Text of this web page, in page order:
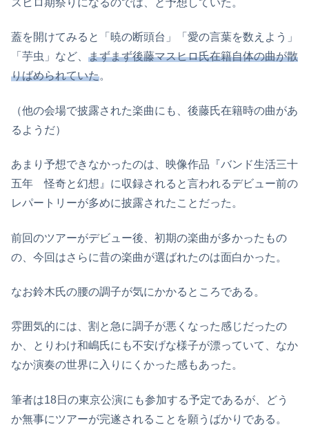
スヒロ期祭りになるのでは、と予想していた。
蓋を開けてみると「暁の断頭台」「愛の言葉を数えよう」
「芋虫」など、 まずまず後藤マスヒロ氏在籍自体の曲が散
りばめられていた。
（他の会場で披露された楽曲にも、後藤氏在籍時の曲があ
るようだ）
あまり予想できなかったのは、映像作品『バンド生活三十
五年 怪奇と幻想』に収録されると言われるデビュー前の
レパートリーが多めに披露されたことだった。
前回のツアーがデビュー後、初期の楽曲が多かったもの
の、今回はさらに昔の楽曲が選ばれたのは面白かった。
なお鈴木氏の腰の調子が気にかかるところである。
雰囲気的には、割と急に調子が悪くなった感じだったの
か、とりわけ和嶋氏にも不安げな様子が漂っていて、なか
なか演奏の世界に入りにくかった感もあった。
筆者は18日の東京公演にも参加する予定であるが、どう
か無事にツアーが完遂されることを願うばかりである。